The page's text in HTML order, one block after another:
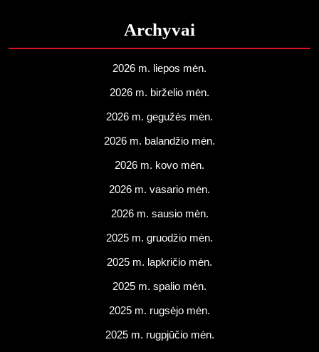
Archyvai
2026 m. liepos mėn.
2026 m. birželio mėn.
2026 m. gegužės mėn.
2026 m. balandžio mėn.
2026 m. kovo mėn.
2026 m. vasario mėn.
2026 m. sausio mėn.
2025 m. gruodžio mėn.
2025 m. lapkričio mėn.
2025 m. spalio mėn.
2025 m. rugsėjo mėn.
2025 m. rugpjūčio mėn.